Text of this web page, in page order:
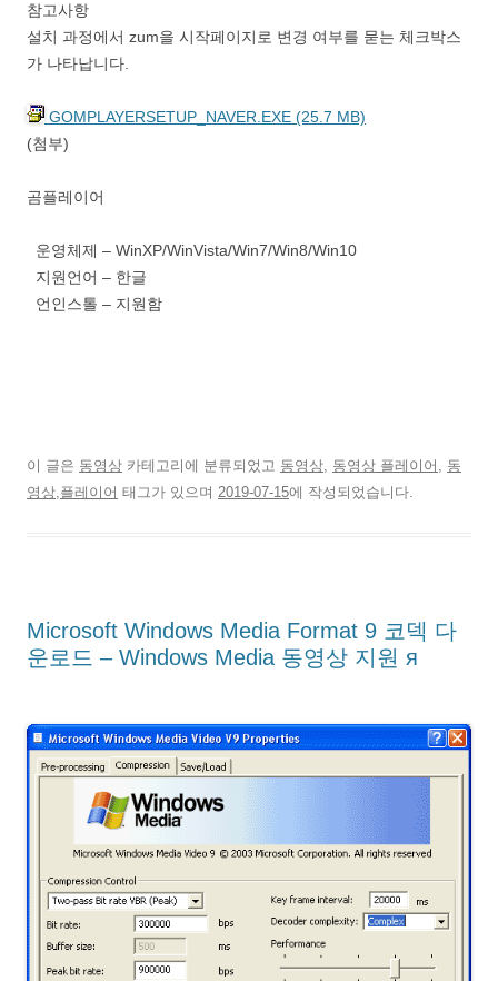
참고사항
설치 과정에서 zum을 시작페이지로 변경 여부를 묻는 체크박스
가 나타납니다.
GOMPLAYERSETUP_NAVER.EXE (25.7 MB)
(첨부)
곰플레이어
운영체제 – WinXP/WinVista/Win7/Win8/Win10
지원언어 – 한글
언인스톨 – 지원함
이 글은 동영상 카테고리에 분류되었고 동영상, 동영상 플레이어 , 동
영상,플레이어 태그가 있으며 2019-07-15에 작성되었습니다.
Microsoft Windows Media Format 9 코덱 다
운로드 – Windows Media 동영상 지원 я